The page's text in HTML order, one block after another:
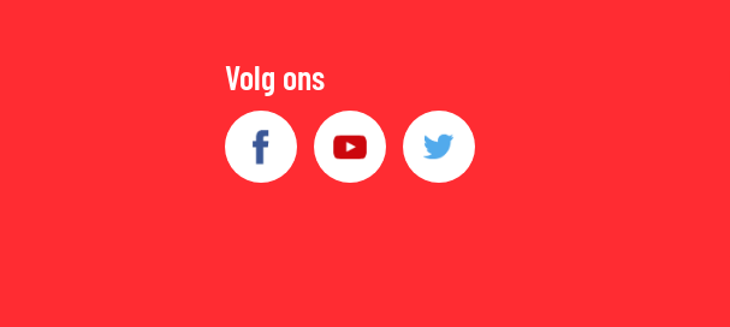
Volg ons